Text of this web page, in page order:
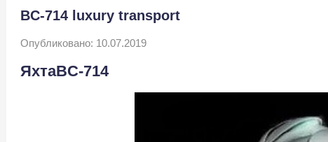
BC-714 luxury transport
Опубликовано: 10.07.2019
ЯхтаBC-714